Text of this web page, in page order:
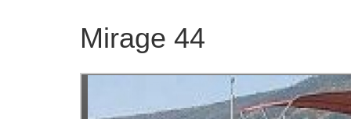
Mirage 44